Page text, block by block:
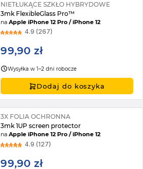
NIETŁUKĄCE SZKŁO HYBRYDOWE
3mk FlexibleGlass Pro™
naApple iPhone 12 Pro / iPhone 12
4.9 (267)
99,90 zł
Wysyłka w 1–2 dni robocze
Dodaj do koszyka
3X FOLIA OCHRONNA
3mk 1UP screen protector
naApple iPhone 12 Pro / iPhone 12
4.9 (127)
99,90 zł